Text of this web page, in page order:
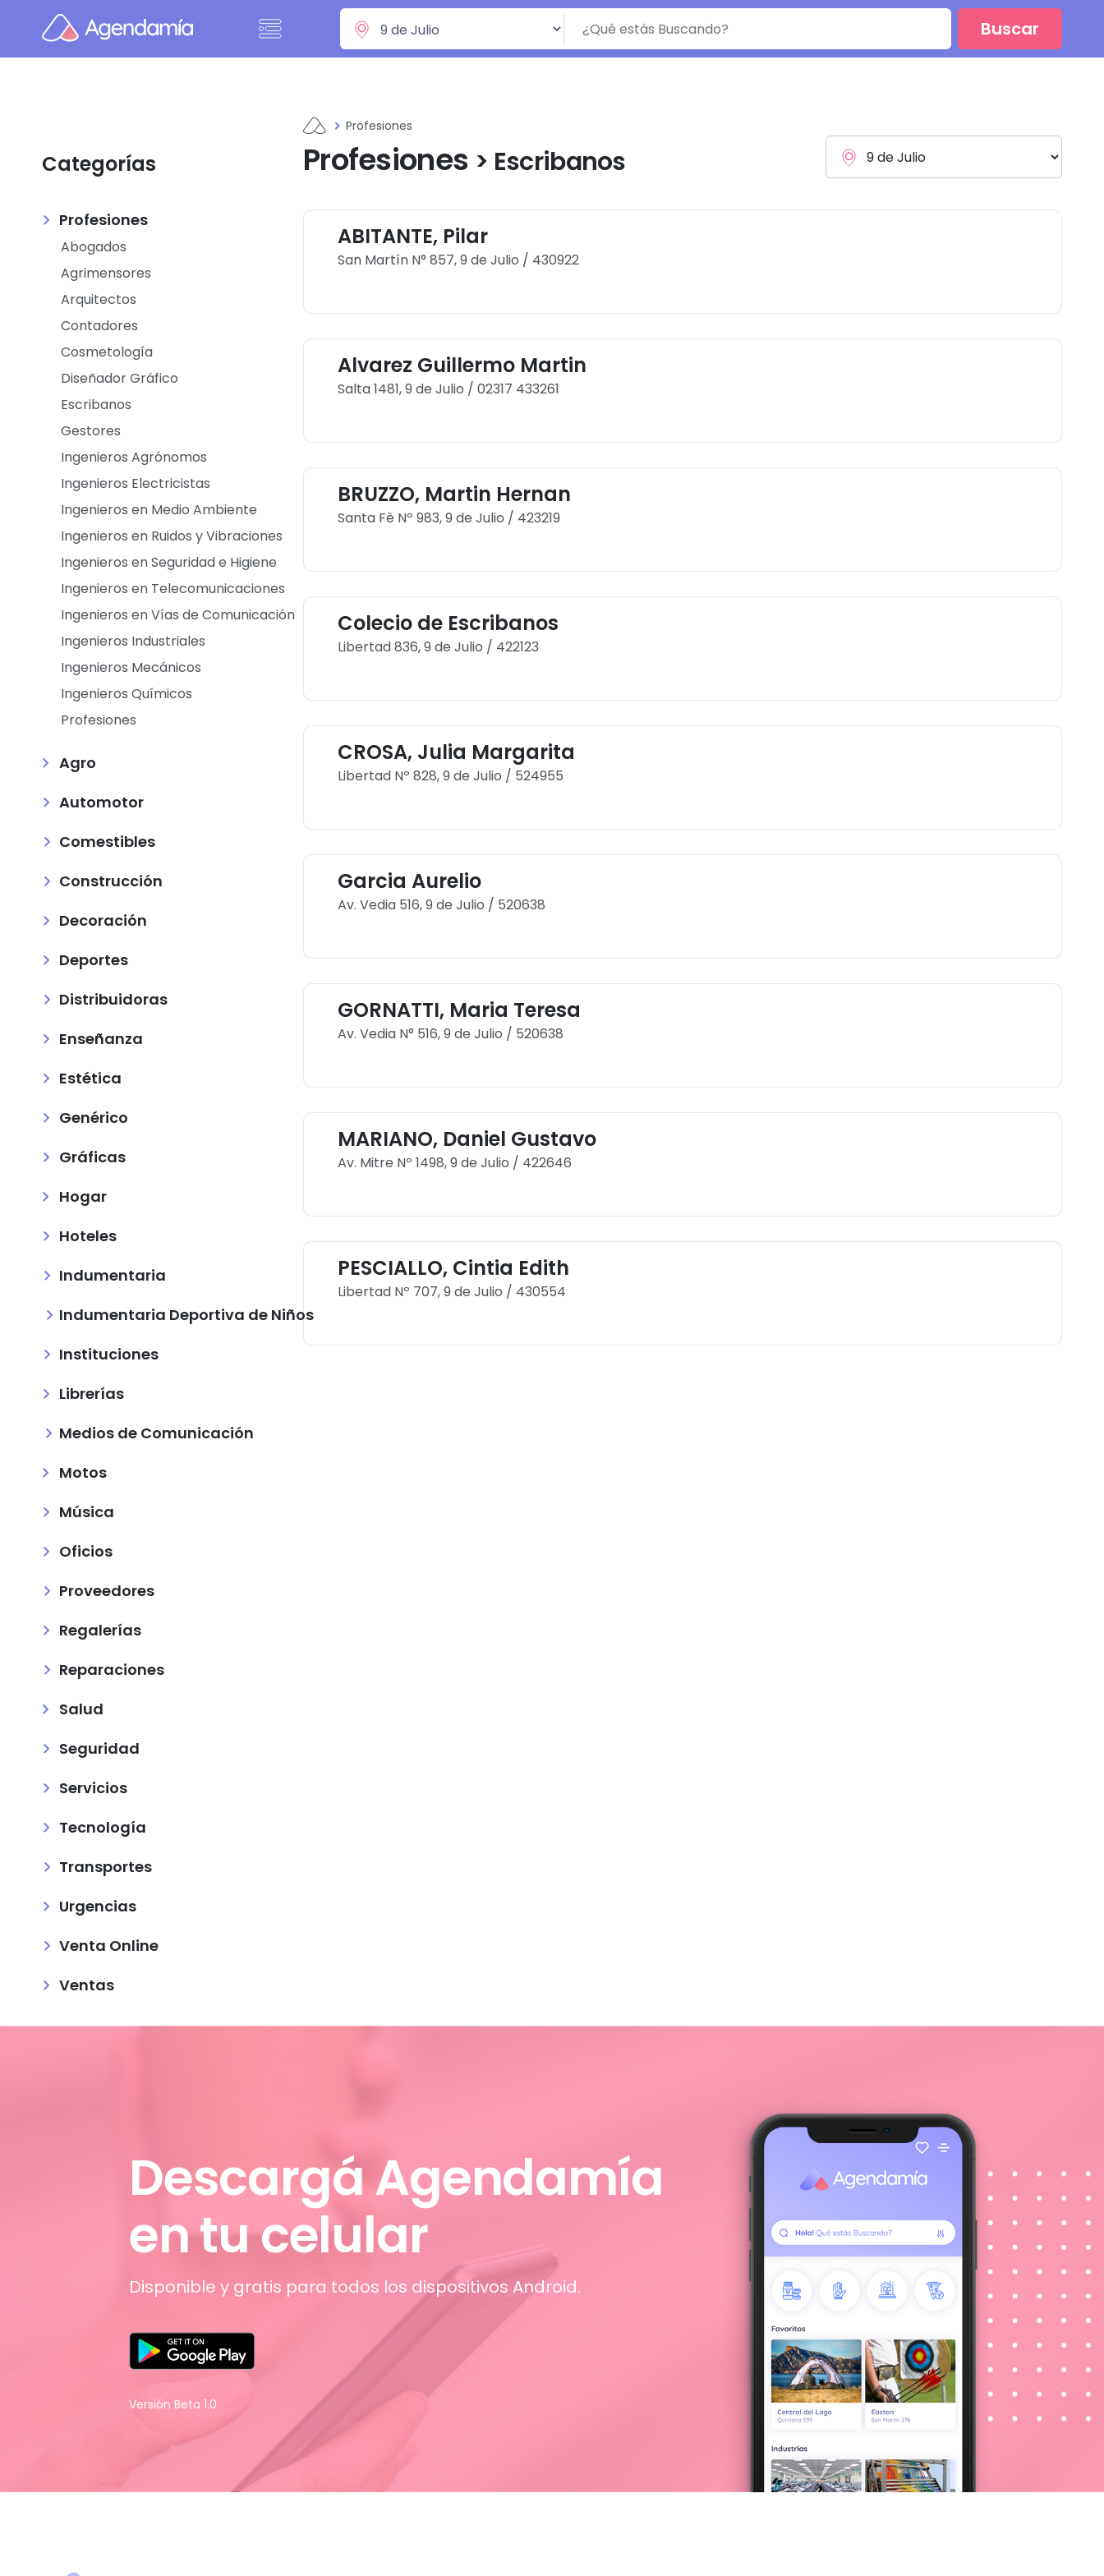
Buscar
Categorías
Profesiones
Abogados
Agrimensores
Arquitectos
Contadores
Cosmetología
Diseñador Gráfico
Escribanos
Gestores
Ingenieros Agrónomos
Ingenieros Electricistas
Ingenieros en Medio Ambiente
Ingenieros en Ruidos y Vibraciones
Ingenieros en Seguridad e Higiene
Ingenieros en Telecomunicaciones
Ingenieros en Vías de Comunicación
Ingenieros Industriales
Ingenieros Mecánicos
Ingenieros Químicos
Profesiones
Agro
Automotor
Comestibles
Construcción
Decoración
Deportes
Distribuidoras
Enseñanza
Estética
Genérico
Gráficas
Hogar
Hoteles
Indumentaria
Indumentaria Deportiva de Niños
Instituciones
Librerías
Medios de Comunicación
Motos
Música
Oficios
Proveedores
Regalerías
Reparaciones
Salud
Seguridad
Servicios
Tecnología
Transportes
Urgencias
Venta Online
Ventas
Profesiones
Profesiones > Escribanos
ABITANTE, Pilar
San Martín N° 857, 9 de Julio / 430922
Alvarez Guillermo Martin
Salta 1481, 9 de Julio / 02317 433261
BRUZZO, Martin Hernan
Santa Fè Nº 983, 9 de Julio / 423219
Colecio de Escribanos
Libertad 836, 9 de Julio / 422123
CROSA, Julia Margarita
Libertad Nº 828, 9 de Julio / 524955
Garcia Aurelio
Av. Vedia 516, 9 de Julio / 520638
GORNATTI, Maria Teresa
Av. Vedia N° 516, 9 de Julio / 520638
MARIANO, Daniel Gustavo
Av. Mitre Nº 1498, 9 de Julio / 422646
PESCIALLO, Cintia Edith
Libertad Nº 707, 9 de Julio / 430554
Descargá Agendamía
en tu celular
Disponible y gratis para todos los dispositivos Android.
Versión Beta 1.0